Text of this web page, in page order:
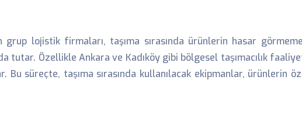
grup lojistik firmaları, taşıma sırasında ürünlerin hasar
tutar. Özellikle Ankara ve Kadıköy gibi bölgesel taşımacılık
Bu süreçte, taşıma sırasında kullanılacak ekipmanlar, ürünlerin